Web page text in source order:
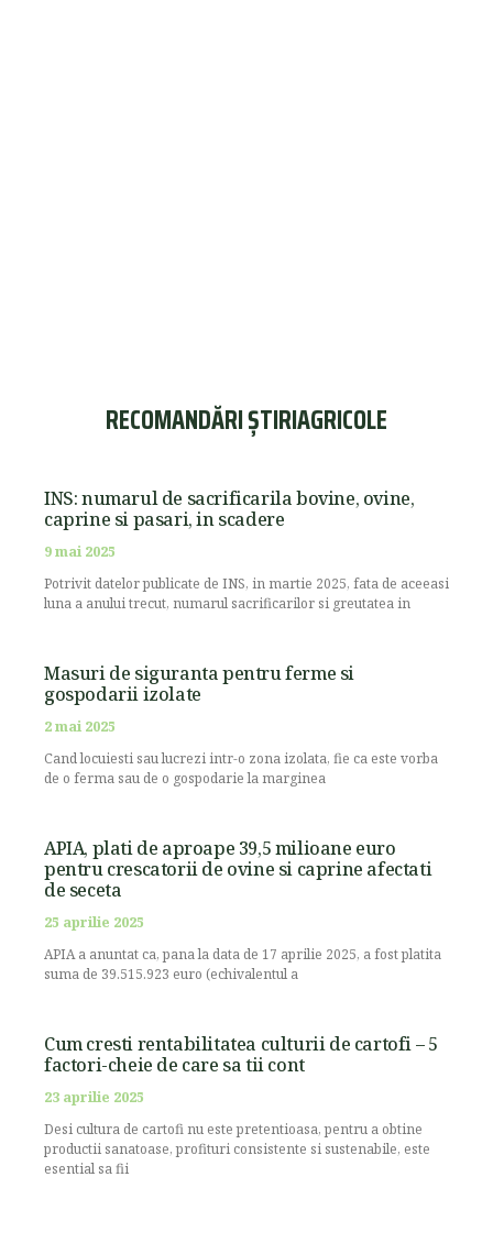
RECOMANDĂRI ȘTIRIAGRICOLE
INS: numarul de sacrificarila bovine, ovine,
caprine si pasari, in scadere
9 mai 2025
Potrivit datelor publicate de INS, in martie 2025, fata de aceeasi
luna a anului trecut, numarul sacrificarilor si greutatea in
Masuri de siguranta pentru ferme si
gospodarii izolate
2 mai 2025
Cand locuiesti sau lucrezi intr-o zona izolata, fie ca este vorba
de o ferma sau de o gospodarie la marginea
APIA, plati de aproape 39,5 milioane euro
pentru crescatorii de ovine si caprine afectati
de seceta
25 aprilie 2025
APIA a anuntat ca, pana la data de 17 aprilie 2025, a fost platita
suma de 39.515.923 euro (echivalentul a
Cum cresti rentabilitatea culturii de cartofi – 5
factori-cheie de care sa tii cont
23 aprilie 2025
Desi cultura de cartofi nu este pretentioasa, pentru a obtine
productii sanatoase, profituri consistente si sustenabile, este
esential sa fii